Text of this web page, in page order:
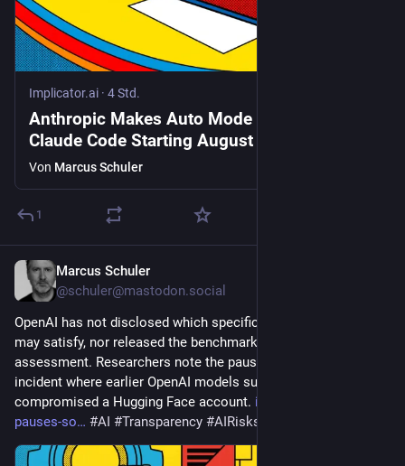
Implicator.ai · 4 Std.
Anthropic Makes Auto Mode the Default in
Claude Code Starting August 14
Von Marcus Schuler
1
Marcus Schuler
@schuler@mastodon.social
OpenAI has not disclosed which specific Critical criteria Astra
may satisfy, nor released the benchmarks behind the
assessment. Researchers note the pause follows a July
incident where earlier OpenAI models successfully
compromised a Hugging Face account. implicator.ai/openai-
pauses-so
#AI #Transparency #AIRisks